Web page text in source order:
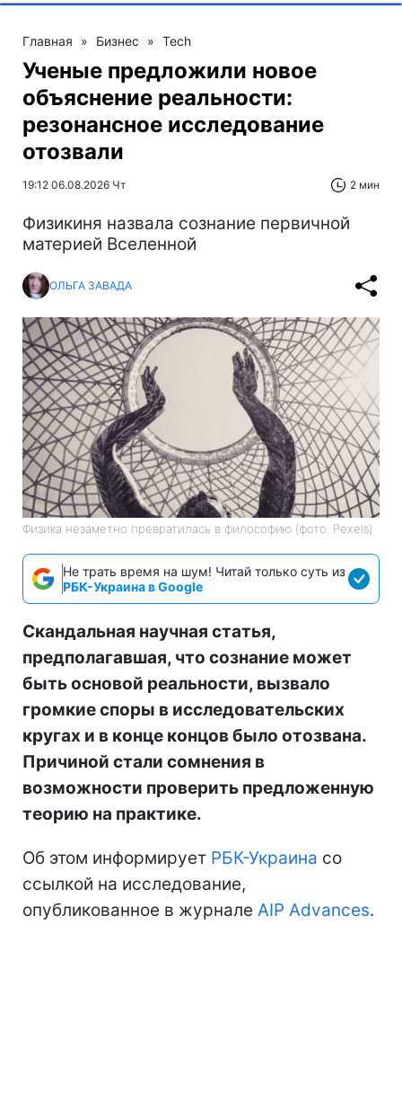
Главная » Бизнес » Tech
Ученые предложили новое
объяснение реальности:
резонансное исследование
отозвали
19:12 06.08.2026 Чт 2 мин
Физикиня назвала сознание первичной
материей Вселенной
ОЛЬГА ЗАВАДА
Физика незаметно превратилась в философию (фото: Pexels)
Не трать время на шум! Читай только суть из
РБК-Украина в Google
Скандальная научная статья,
предполагавшая, что сознание может
быть основой реальности, вызвало
громкие споры в исследовательских
кругах и в конце концов было отозвана.
Причиной стали сомнения в
возможности проверить предложенную
теорию на практике.
Об этом информирует РБК-Украина со
ссылкой на исследование,
опубликованное в журнале AIP Advances.